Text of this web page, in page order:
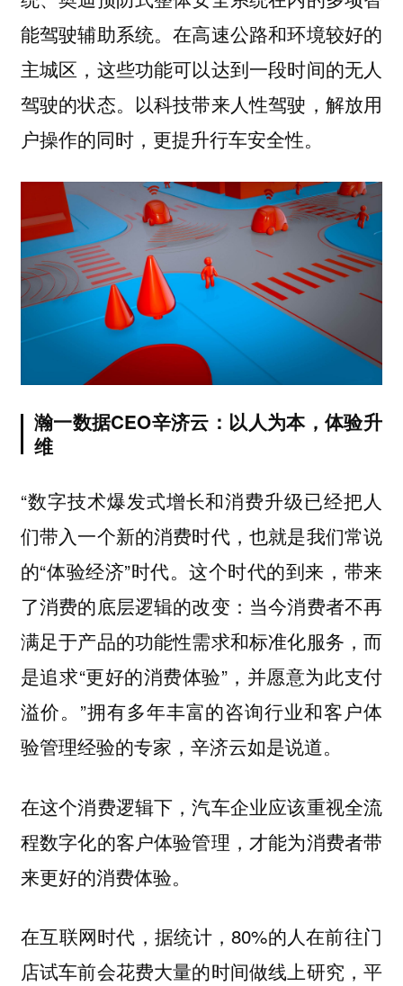
能驾驶辅助系统。在高速公路和环境较好的
主城区，这些功能可以达到一段时间的无人
驾驶的状态。以科技带来人性驾驶，解放用
户操作的同时，更提升行车安全性。
瀚一数据CEO辛济云：以人为本，体验升
维
“数字技术爆发式增长和消费升级已经把人
们带入一个新的消费时代，也就是我们常说
的“体验经济”时代。这个时代的到来，带来
了消费的底层逻辑的改变：当今消费者不再
满足于产品的功能性需求和标准化服务，而
是追求“更好的消费体验”，并愿意为此支付
溢价。”拥有多年丰富的咨询行业和客户体
验管理经验的专家，辛济云如是说道。
在这个消费逻辑下，汽车企业应该重视全流
程数字化的客户体验管理，才能为消费者带
来更好的消费体验。
在互联网时代，据统计，80%的人在前往门
店试车前会花费大量的时间做线上研究，平